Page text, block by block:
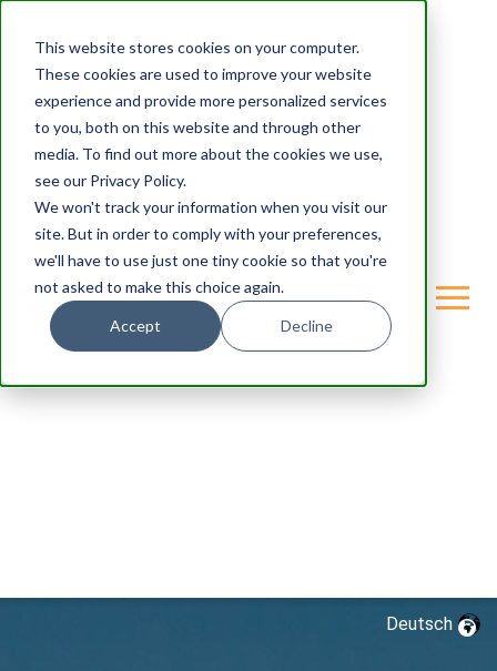
This website stores cookies on your computer.
These cookies are used to improve your website
experience and provide more personalized services
to you, both on this website and through other
media. To find out more about the cookies we use,
see our Privacy Policy.
We won't track your information when you visit our
site. But in order to comply with your preferences,
we'll have to use just one tiny cookie so that you're
not asked to make this choice again.
Accept Decline
Deutsch